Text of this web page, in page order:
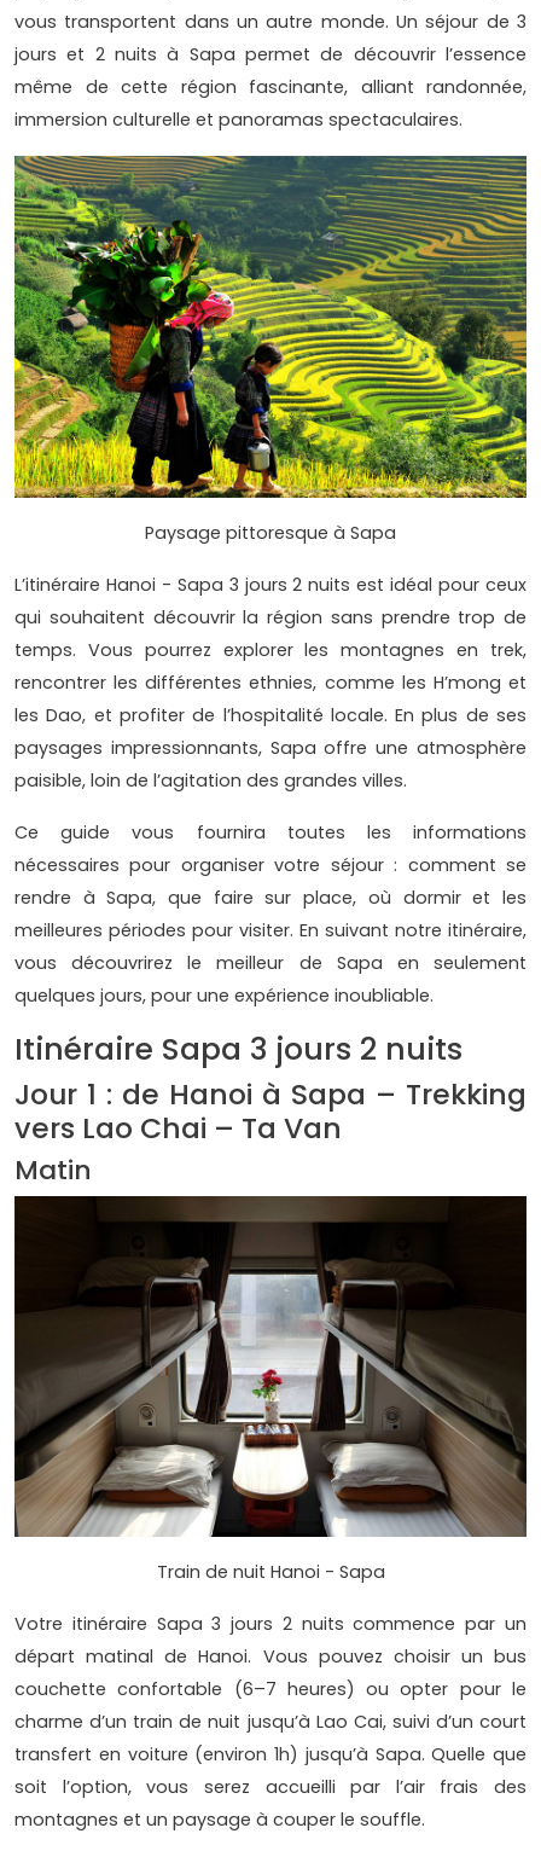
vous transportent dans un autre monde. Un séjour de 3
jours et 2 nuits à Sapa permet de découvrir l’essence
même de cette région fascinante, alliant randonnée,
immersion culturelle et panoramas spectaculaires.
Paysage pittoresque à Sapa
L’itinéraire Hanoi - Sapa 3 jours 2 nuits est idéal pour ceux
qui souhaitent découvrir la région sans prendre trop de
temps. Vous pourrez explorer les montagnes en trek,
rencontrer les différentes ethnies, comme les H’mong et
les Dao, et profiter de l’hospitalité locale. En plus de ses
paysages impressionnants, Sapa offre une atmosphère
paisible, loin de l’agitation des grandes villes.
Ce guide vous fournira toutes les informations
nécessaires pour organiser votre séjour : comment se
rendre à Sapa, que faire sur place, où dormir et les
meilleures périodes pour visiter. En suivant notre itinéraire,
vous découvrirez le meilleur de Sapa en seulement
quelques jours, pour une expérience inoubliable.
Itinéraire Sapa 3 jours 2 nuits
Jour 1 : de Hanoi à Sapa – Trekking
vers Lao Chai – Ta Van
Matin
Train de nuit Hanoi - Sapa
Votre itinéraire Sapa 3 jours 2 nuits commence par un
départ matinal de Hanoi. Vous pouvez choisir un bus
couchette confortable (6–7 heures) ou opter pour le
charme d’un train de nuit jusqu’à Lao Cai, suivi d’un court
transfert en voiture (environ 1h) jusqu’à Sapa. Quelle que
soit l’option, vous serez accueilli par l’air frais des
montagnes et un paysage à couper le souffle.